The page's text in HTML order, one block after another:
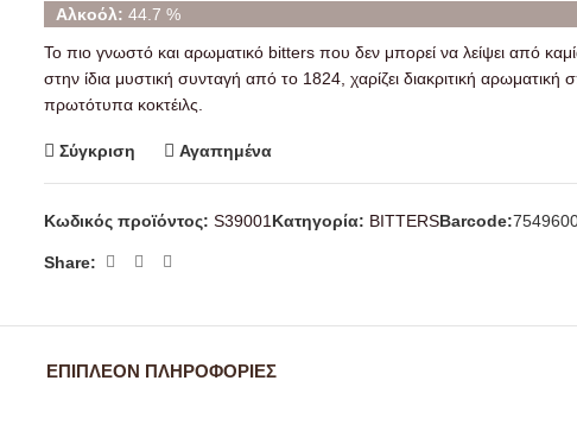
Αλκοόλ: 44.7 %
Το πιο γνωστό και αρωματικό bitters που δεν μπορεί να λείψει από
στην ίδια μυστική συνταγή από το 1824, χαρίζει διακριτική αρωματική
πρωτότυπα κοκτέιλς.
Σύγκριση Αγαπημένα
Κωδικός προϊόντος: S39001 Κατηγορία: BITTERSBarcode:
Share:
ΕΠΙΠΛΈΟΝ ΠΛΗΡΟΦΟΡΊΕΣ